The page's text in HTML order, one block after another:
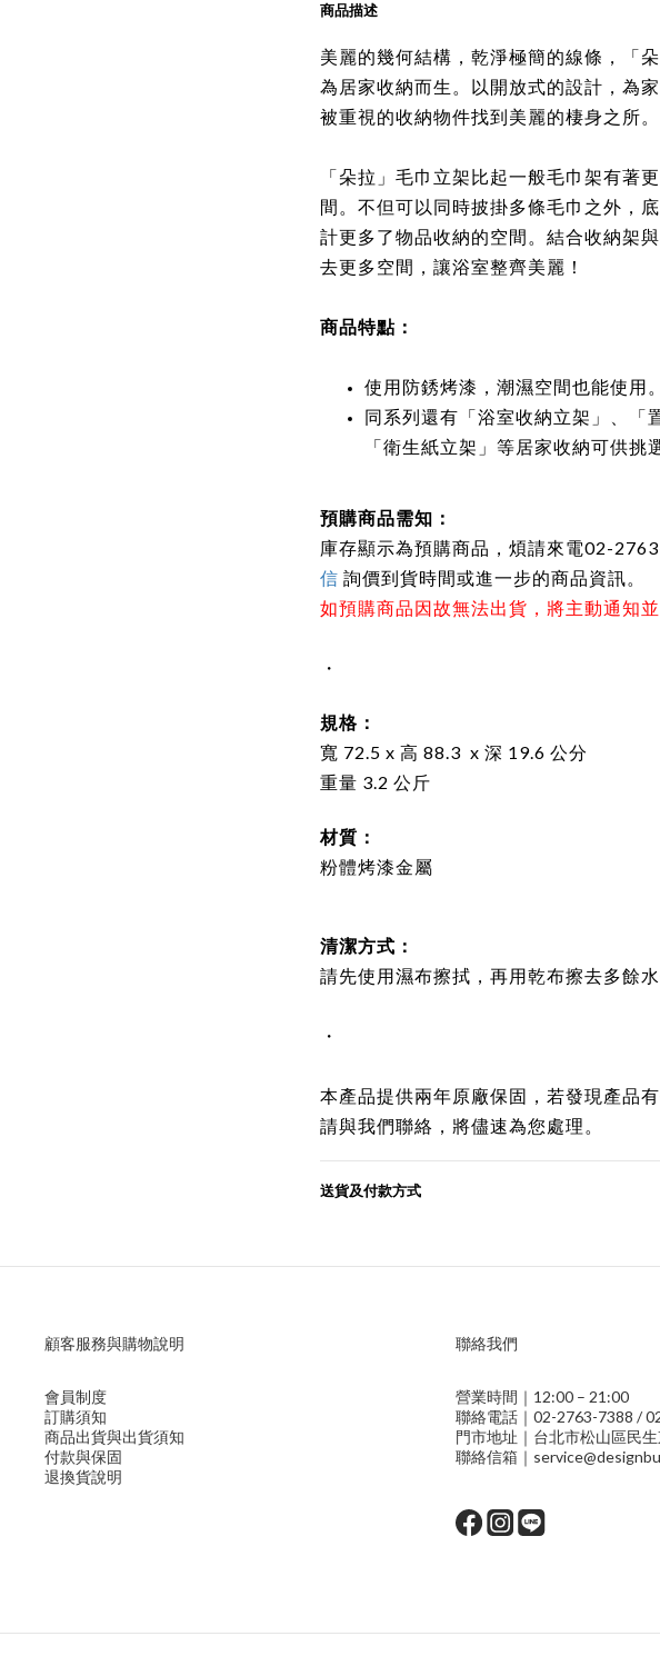
商品描述
美麗的幾何結構，乾淨極簡的線條，「
為居家收納而生。以開放式的設計，為
被重視的收納物件找到美麗的棲身之所。
「朵拉」毛巾立架比起一般毛巾架有著
間。不但可以同時披掛多條毛巾之外，
計更多了物品收納的空間。結合收納架
去更多空間，讓浴室整齊美麗！
商品特點：
使用防銹烤漆，潮濕空間也能使用。
同系列還有「浴室收納立架」、「
「衛生紙立架」等居家收納可供挑
預購商品需知：
庫存顯示為預購商品，煩請來電02-
信 詢價到貨時間或進一步的商品資訊。
如預購商品因故無法出貨，將主動通知並
・
規格：
寬 72.5 x 高 88.3 x 深 19.6 公分
重量 3.2 公斤
材質：
粉體烤漆金屬
清潔方式：
請先使用濕布擦拭，再用乾布擦去多餘水
・
本產品提供兩年原廠保固，若發現產品有
請與我們聯絡，將儘速為您處理。
送貨及付款方式
顧客服務與購物說明
會員制度
訂購須知
商品出貨與出貨須知
付款與保固
退換貨說明
聯絡我們
營業時間｜12:00 – 21:00
聯絡電話｜02-2763-7388 /
門市地址｜台北市松山區民
聯絡信箱｜